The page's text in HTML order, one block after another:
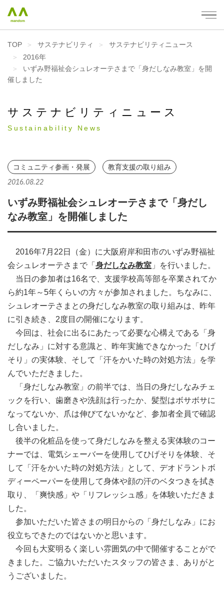
mandom - 株式会社マンダム
TOP サステナビリティ
サステナビリティニュース
2016年
いずみ野福祉会シュレオーテさまで「身だしなみ教室」を開
催しました
サステナビリティニュース
Sustainability News
コミュニティ参画・発展 教育支援の取り組み
2016.08.22
いずみ野福祉会シュレオーテさまで「身だし
なみ教室」を開催しました
2016年7月22日（金）に大阪府岸和田市のいずみ野福祉
会シュレオーテさまで「 身だしなみ教室 」を行いました。
当日の参加者は16名で、支援学校高等部を卒業されてか
ら約1年～5年くらいの方々が参加されました。ちなみに、
シュレオーテさまとの身だしなみ教室の取り組みは、昨年
に引き続き、2度目の開催になります。
今回は、社会に出るにあたって必要な心構えである「身
だしなみ」に対する意識と、昨年実施できなかった「ひげ
そり」の実体験、そして「汗をかいた時の対処方法」を学
んでいただきました。
「身だしなみ教室」の前半では、当日の身だしなみチェ
ックを行い、歯磨きや洗顔は行ったか、髪型はボサボサに
なってないか、爪は伸びてないかなど、参加者全員で確認
し合いました。
後半の化粧品を使って身だしなみを整える実体験のコー
ナーでは、電気シェーバーを使用してひげそりを体験、そ
して「汗をかいた時の対処方法」として、デオドラントボ
ディーペーパーを使用して身体や顔の汗のベタつきを拭き
取り、「爽快感」や「リフレッシュ感」を体験いただきま
した。
参加いただいた皆さまの明日からの「身だしなみ」にお
役立ちできたのではないかと思います。
今回も大変明るく楽しい雰囲気の中で開催することがで
きました。ご協力いただいたスタッフの皆さま、ありがと
うございました。